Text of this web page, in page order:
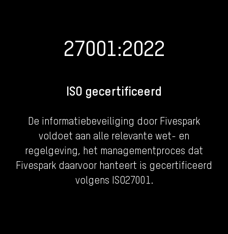
27001:2022
ISO gecertificeerd
De informatiebeveiliging door Fivespark
voldoet aan alle relevante wet- en
regelgeving, het managementproces dat
Fivespark daarvoor hanteert is gecertificeerd
volgens ISO27001.